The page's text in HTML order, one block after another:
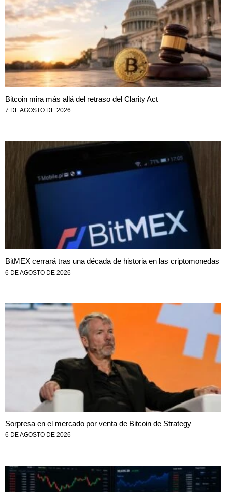
Bitcoin mira más allá del retraso del Clarity Act
7 DE AGOSTO DE 2026
BitMEX cerrará tras una década de historia en las criptomonedas
6 DE AGOSTO DE 2026
Sorpresa en el mercado por venta de Bitcoin de Strategy
6 DE AGOSTO DE 2026